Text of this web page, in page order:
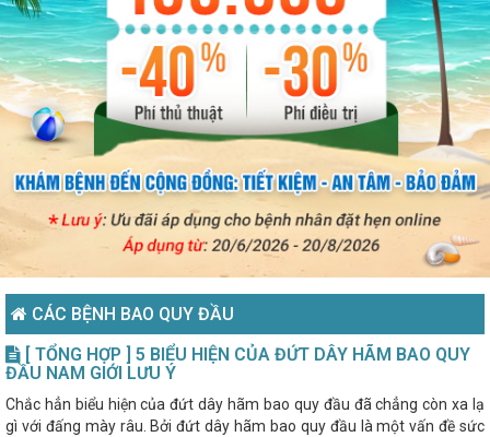
CÁC BỆNH BAO QUY ĐẦU
[ TỔNG HỢP ] 5 BIỂU HIỆN CỦA ĐỨT DÂY HÃM BAO QUY
ĐẦU NAM GIỚI LƯU Ý
Chắc hẳn biểu hiện của đứt dây hãm bao quy đầu đã chẳng còn xa lạ
gì với đấng mày râu. Bởi đứt dây hãm bao quy đầu là một vấn đề sức